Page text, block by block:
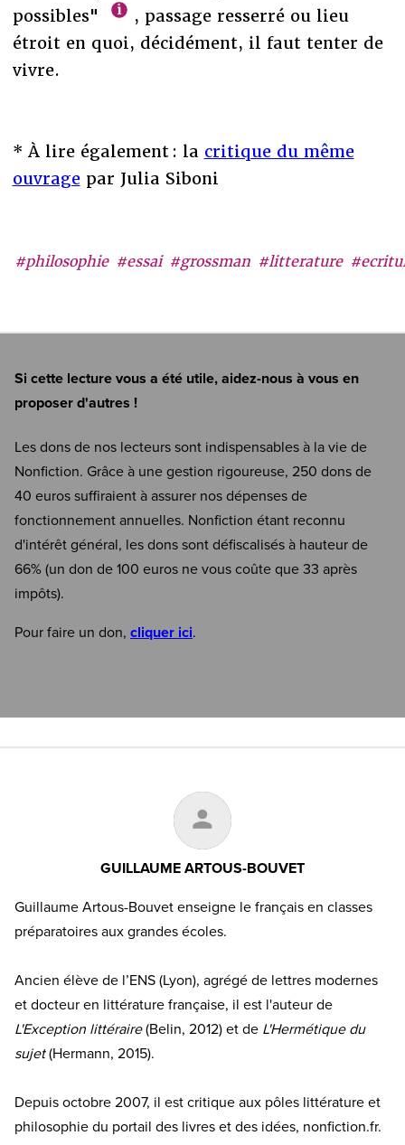
#philosophie #essai #grossman #litterature
possibles"
, passage resserré ou lieu
étroit en quoi, décidément, il faut tenter de
vivre.
* À lire également : la critique du même
ouvragepar Julia Siboni
Si cette lecture vous a été utile, aidez-nous à vous en
proposer d'autres !
Les dons de nos lecteurs sont indispensables à la vie de
Nonfiction. Grâce à une gestion rigoureuse, 250 dons de
40 euros suffiraient à assurer nos dépenses de
fonctionnement annuelles. Nonfiction étant reconnu
d'intérêt général, les dons sont défiscalisés à hauteur de
66% (un don de 100 euros ne vous coûte que 33 après
impôts).
Pour faire un don, cliquer ici.
GUILLAUME ARTOUS-BOUVET
Guillaume Artous-Bouvet enseigne le français en classes
préparatoires aux grandes écoles.
Ancien élève de l’ENS (Lyon), agrégé de lettres modernes
et docteur en littérature française, il est l'auteur de
L'Exception littéraire(Belin, 2012) et de L'Hermétique du
sujet(Hermann, 2015).
Depuis octobre 2007, il est critique aux pôles littérature et
philosophie du portail des livres et des idées, nonfiction.fr.